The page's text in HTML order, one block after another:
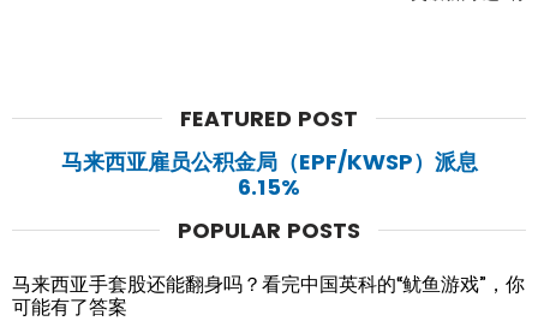
FEATURED POST
马来西亚雇员公积金局（EPF/KWSP）派息
6.15%
POPULAR POSTS
马来西亚手套股还能翻身吗？看完中国英科的“鱿鱼游戏”，你
可能有了答案